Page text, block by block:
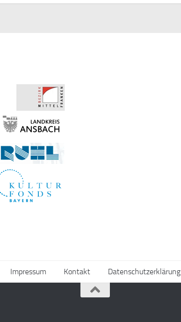
Impressum Kontakt Datenschutzerklärung